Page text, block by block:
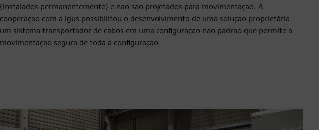
(instalados permanentemente) e não são projetados para movimentação. A
cooperação com a Igus possibilitou o desenvolvimento de uma solução proprietária —
um sistema transportador de cabos em uma configuração não padrão que permite a
movimentação segura de toda a configuração.